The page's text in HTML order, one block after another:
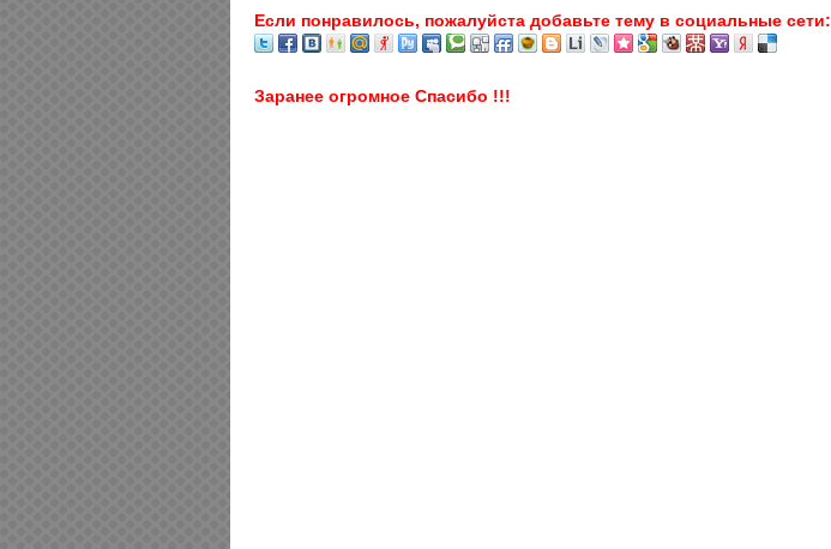
Если понравилось, пожалуйста добавьте тему в социальные сети:
Заранее огромное Спасибо !!!